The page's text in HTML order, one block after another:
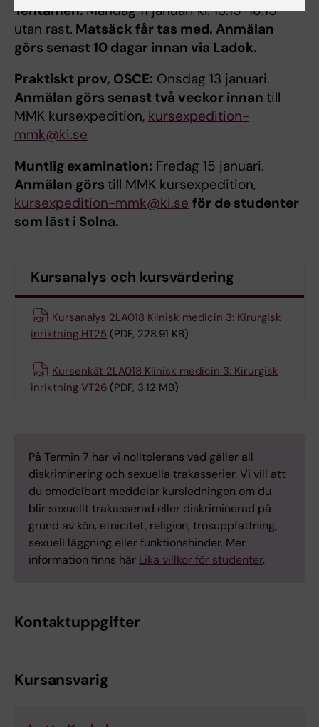
Tentamen:Måndag 11 januari kl. 13.15-18.15
utan rast. Matsäck får tas med. Anmälan
görs senast 10 dagar innan via Ladok.
Praktiskt prov, OSCE: Onsdag 13 januari.
Anmälan görs senast två veckor innan till
MMK kursexpedition, kursexpedition-
mmk@ki.se
Muntlig examination: Fredag 15 januari.
Anmälan görs till MMK kursexpedition,
kursexpedition-mmk@ki.se för de studenter
som läst i Solna.
Kursanalys och kursvärdering
Kursanalys 2LA018 Klinisk medicin 3: Kirurgisk
inriktning HT25 (PDF, 228.91 KB)
Kursenkät 2LA018 Klinisk medicin 3: Kirurgisk
inriktning VT26 (PDF, 3.12 MB)
På Termin 7 har vi nolltolerans vad gäller all
diskriminering och sexuella trakasserier. Vi vill att
du omedelbart meddelar kursledningen om du
blir sexuellt trakasserad eller diskriminerad på
grund av kön, etnicitet, religion, trosuppfattning,
sexuell läggning eller funktionshinder. Mer
information finns här Lika villkor för studenter.
Kontaktuppgifter
Kursansvarig